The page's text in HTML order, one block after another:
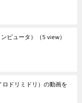
ピュータ） （5 view）
ロドリミドリ）の動画を